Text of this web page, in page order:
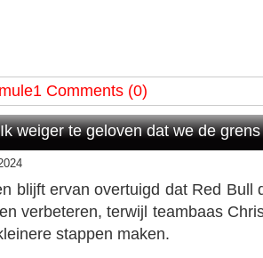
Comments (0)
weiger te geloven dat we de
blijft ervan overtuigd dat Red Bull
verbeteren, terwijl teambaas
stappen maken.